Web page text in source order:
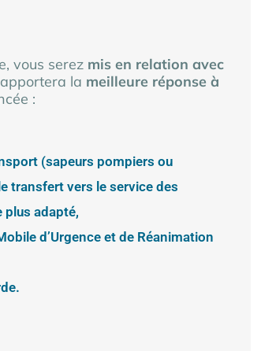
vous serez mis en relation avec
la meilleure réponse à
:
(sapeurs pompiers ou
transfert vers le service des
plus adapté,
d’Urgence et de Réanimation